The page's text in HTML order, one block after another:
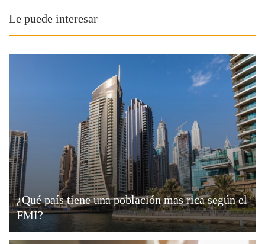
Le puede interesar
¿Qué país tiene una población mas rica según el
FMI?